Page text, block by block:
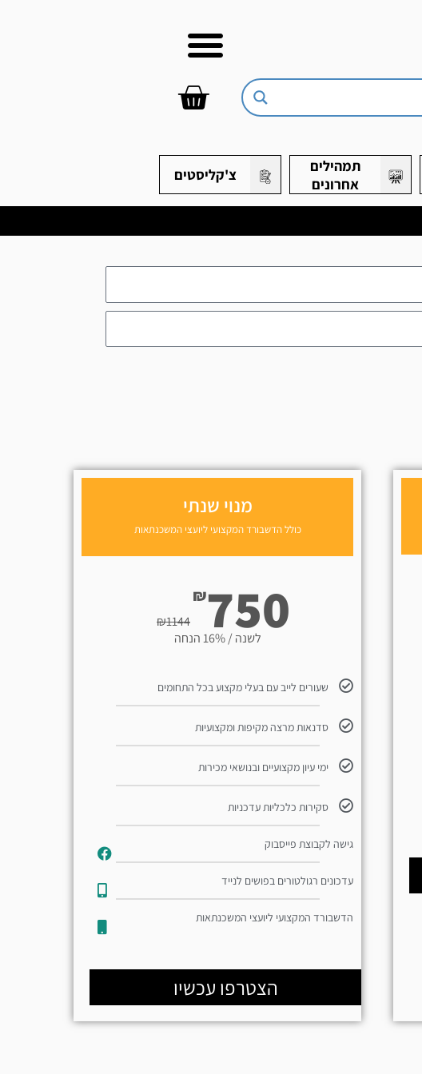
עגלת
תמהילים
אחרונים
צ'קליסטים
מנוי שנתי
כולל הדשבורד המקצועי ליועצי המשכנתאות
₪1144
₪750
לשנה / 16% הנחה
שעורים לייב עם בעלי מקצוע בכל התחומים
סדנאות מרצה מקיפות ומקצועיות
ימי עיון מקצועיים ובנושאי מכירות
סקירות כלכליות עדכניות
גישה לקבוצת פייסבוק
עדכונים רגולטורים בפושים לנייד​
הדשבורד המקצועי ליועצי המשכנתאות
הצטרפו עכשיו